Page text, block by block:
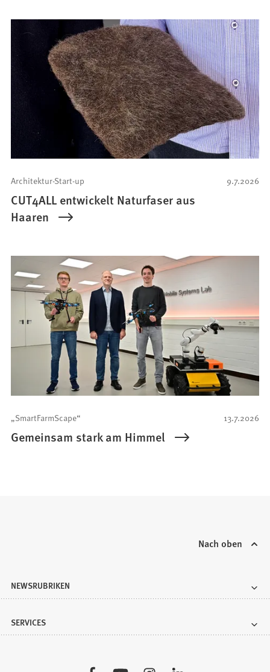
9.7.2026
Architektur-Start-up
CUT4ALL entwickelt Naturfaser aus
Haaren
13.7.2026
„SmartFarmScape“
Gemeinsam stark am Himmel
Nach oben
NEWSRUBRIKEN
SERVICES